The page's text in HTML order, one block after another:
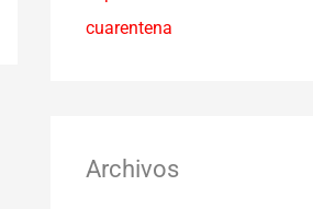
cuarentena
Archivos